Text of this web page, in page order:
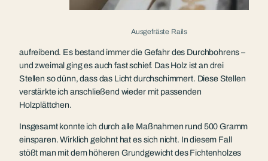
Ausgefräste Rails
aufreibend. Es bestand immer die Gefahr des Durchbohrens –
und zweimal ging es auch fast schief. Das Holz ist an drei
Stellen so dünn, dass das Licht durchschimmert. Diese Stellen
verstärkte ich anschließend wieder mit passenden
Holzplättchen.
Insgesamt konnte ich durch alle Maßnahmen rund 500 Gramm
einsparen. Wirklich gelohnt hat es sich nicht. In diesem Fall
stößt man mit dem höheren Grundgewicht des Fichtenholzes